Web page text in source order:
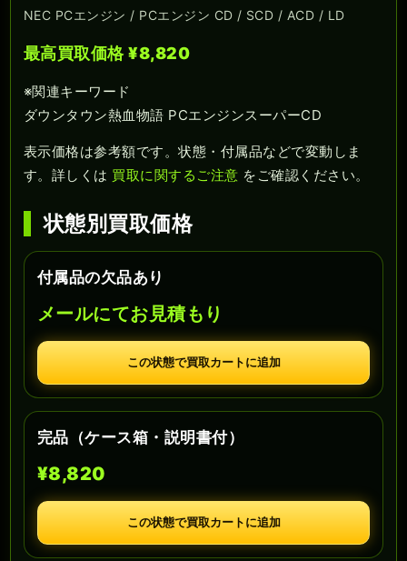
NEC PCエンジン / PCエンジン CD / SCD / ACD / LD
最高買取価格 ¥8,820
※関連キーワード
ダウンタウン熱血物語 PCエンジンスーパーCD
表示価格は参考額です。状態・付属品などで変動しま
す。詳しくは 買取に関するご注意 をご確認ください。
状態別買取価格
付属品の欠品あり
メールにてお見積もり
この状態で買取カートに追加
完品（ケース箱・説明書付）
¥8,820
この状態で買取カートに追加